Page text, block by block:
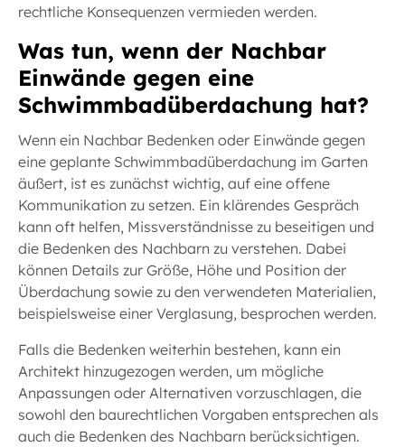
rechtliche Konsequenzen vermieden werden.
Was tun, wenn der Nachbar
Einwände gegen eine
Schwimmbadüberdachung hat?
Wenn ein Nachbar Bedenken oder Einwände gegen
eine geplante Schwimmbadüberdachung im Garten
äußert, ist es zunächst wichtig, auf eine offene
Kommunikation zu setzen. Ein klärendes Gespräch
kann oft helfen, Missverständnisse zu beseitigen und
die Bedenken des Nachbarn zu verstehen. Dabei
können Details zur Größe, Höhe und Position der
Überdachung sowie zu den verwendeten Materialien,
beispielsweise einer Verglasung, besprochen werden.
Falls die Bedenken weiterhin bestehen, kann ein
Architekt hinzugezogen werden, um mögliche
Anpassungen oder Alternativen vorzuschlagen, die
sowohl den baurechtlichen Vorgaben entsprechen als
auch die Bedenken des Nachbarn berücksichtigen.